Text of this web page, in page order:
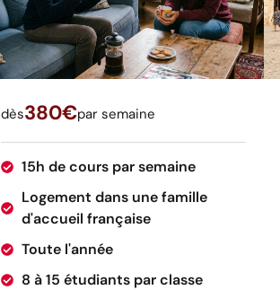
dès380€par semaine
15h de cours par semaine
Logement dans une famille
d'accueil française
Toute l'année
8 à 15 étudiants par classe